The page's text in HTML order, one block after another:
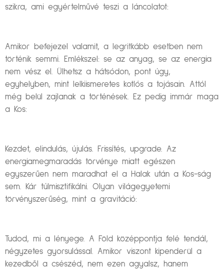
szikra, ami egyértelművé teszi a láncolatot:
Amikor befejezel valamit, a legritkább esetben nem
történik semmi. Emlékszel: se az anyag, se az energia
nem vész el. Ülhetsz a hátsódon, pont úgy,
egyhelyben, mint lelkiismeretes kotlós a tojásain. Attól
még belül zajlanak a történések. Ez pedig immár maga
a Kos:
Kezdet, elindulás, újulás. Frissítés, upgrade. Az
energiamegmaradás törvénye miatt egészen
egyszerűen nem maradhat el a Halak után a Kos-ság
sem. Kár túlmisztifikálni. Olyan világegyetemi
törvényszerűség, mint a gravitáció:
Tudod, mi a lényege. A Föld középpontja felé tendál,
négyzetes gyorsulással. Amikor viszont kipenderül a
kezedből a csészéd, nem ezen agyalsz, hanem